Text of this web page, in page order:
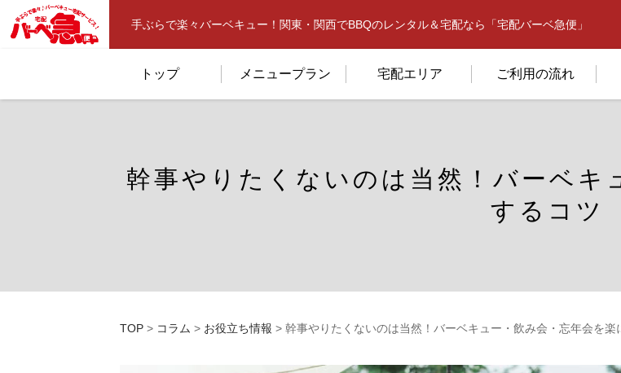
手ぶらで楽々バーベキュー！関東・関西でBBQのレンタル＆宅配なら「宅配バーベ急便」
トップ メニュープラン 宅配エリア ご利用の流れ
幹事やりたくないのは当然！バーベキ
するコツ
TOP > コラム > お役立ち情報 > 幹事やりたくないのは当然！バーベキュー・飲み会・忘年会を楽